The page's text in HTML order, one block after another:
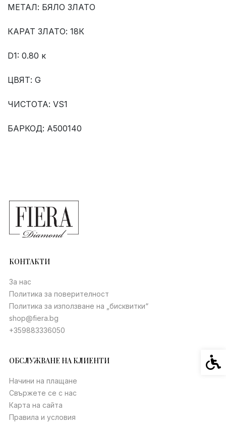
МЕТАЛ: БЯЛО ЗЛАТО
КАРАТ ЗЛАТО: 18К
D1: 0.80 к
ЦВЯТ: G
ЧИСТОТА: VS1
БАРКОД: A500140
КОНТАКТИ
За нас
Политика за поверителност
Политика за използване на „бисквитки“
shop@fiera.bg
+359883336050
ОБСЛУЖВАНЕ НА КЛИЕНТИ
Начини на плащане
Свържете се с нас
Карта на сайта
Правила и условия